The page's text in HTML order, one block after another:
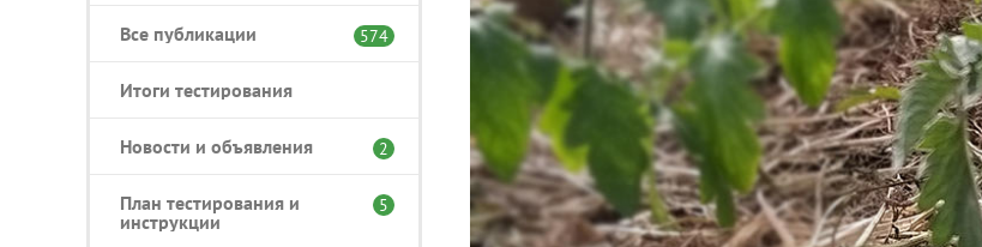
Все публикации 574
Итоги тестирования
Новости и объявления 2
План тестирования и
инструкции
5